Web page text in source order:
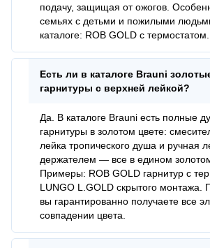
подачу, защищая от ожогов.
семьях с детьми и пожилыми
каталоге: ROB GOLD с термостатом.
Есть ли в каталоге Brauni
гарнитуры с верхней лейкой?
Да. В каталоге Brauni есть полные
гарнитуры в золотом цвете:
лейка тропического душа и ручная
держателем — все в едином
Примеры: ROB GOLD гарнитур с
LUNGO L.GOLD скрытого монтажа.
вы гарантированно получаете все
совпадении цвета.